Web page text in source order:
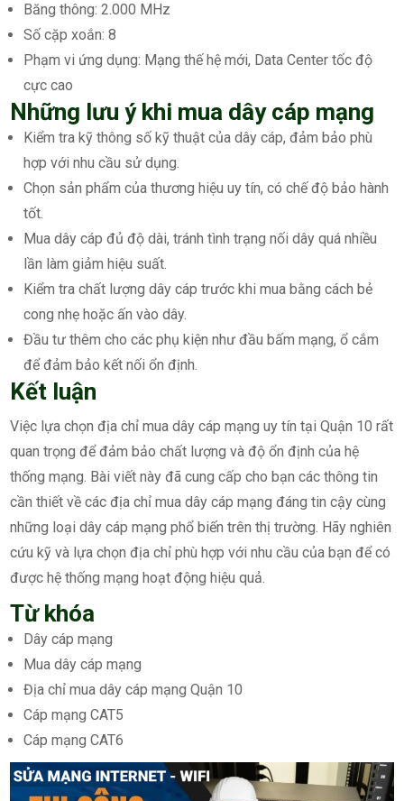
Băng thông: 2.000 MHz
Số cặp xoắn: 8
Phạm vi ứng dụng: Mạng thế hệ mới, Data Center tốc độ
cực cao
Những lưu ý khi mua dây cáp mạng
Kiểm tra kỹ thông số kỹ thuật của dây cáp, đảm bảo phù
hợp với nhu cầu sử dụng.
Chọn sản phẩm của thương hiệu uy tín, có chế độ bảo hành
tốt.
Mua dây cáp đủ độ dài, tránh tình trạng nối dây quá nhiều
lần làm giảm hiệu suất.
Kiểm tra chất lượng dây cáp trước khi mua bằng cách bẻ
cong nhẹ hoặc ấn vào dây.
Đầu tư thêm cho các phụ kiện như đầu bấm mạng, ổ cắm
để đảm bảo kết nối ổn định.
Kết luận
Việc lựa chọn địa chỉ mua dây cáp mạng uy tín tại Quận 10 rất
quan trọng để đảm bảo chất lượng và độ ổn định của hệ
thống mạng. Bài viết này đã cung cấp cho bạn các thông tin
cần thiết về các địa chỉ mua dây cáp mạng đáng tin cậy cùng
những loại dây cáp mạng phổ biến trên thị trường. Hãy nghiên
cứu kỹ và lựa chọn địa chỉ phù hợp với nhu cầu của bạn để có
được hệ thống mạng hoạt động hiệu quả.
Từ khóa
Dây cáp mạng
Mua dây cáp mạng
Địa chỉ mua dây cáp mạng Quận 10
Cáp mạng CAT5
Cáp mạng CAT6